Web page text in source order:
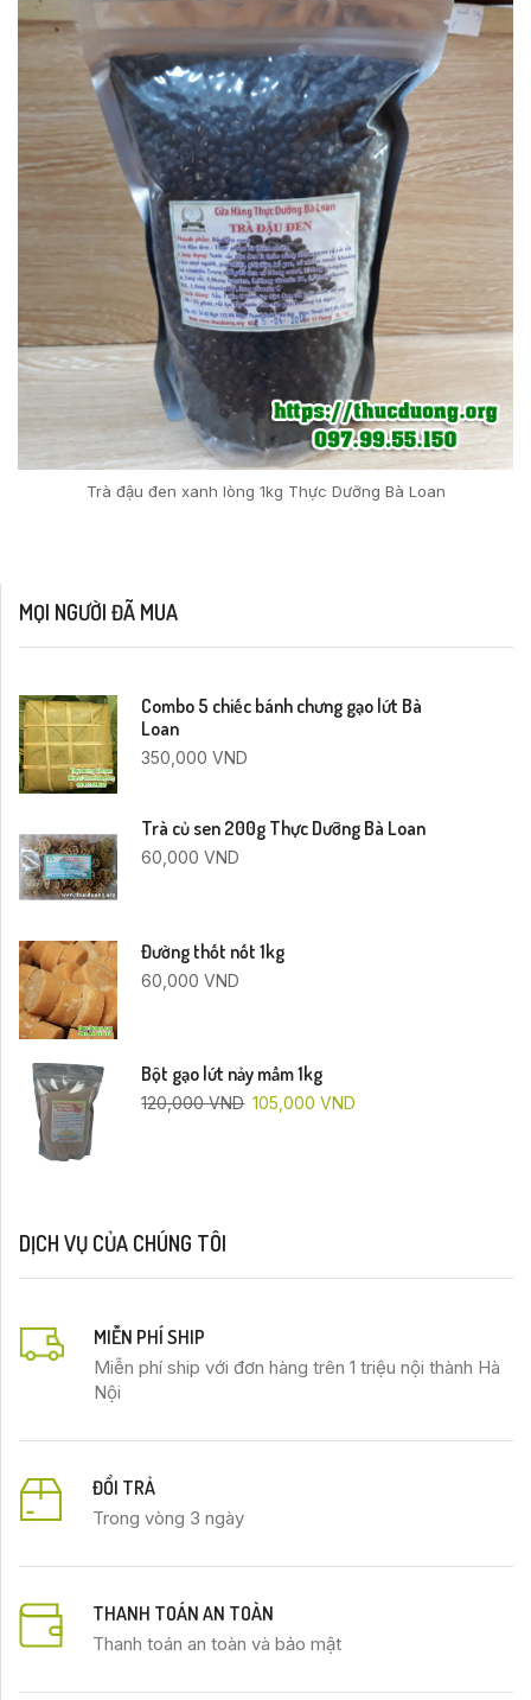
Trà đậu đen xanh lòng 1kg Thực Dưỡng Bà Loan
MỌI NGƯỜI ĐÃ MUA
Combo 5 chiếc bánh chưng gạo lứt Bà
Loan
350,000VND
Trà củ sen 200g Thực Dưỡng Bà Loan
60,000VND
Đường thốt nốt 1kg
60,000VND
Bột gạo lứt nảy mầm 1kg
120,000VND 105,000VND
DỊCH VỤ CỦA CHÚNG TÔI
MIỄN PHÍ SHIP
Miễn phí ship với đơn hàng trên 1 triệu nội thành Hà
Nội
ĐỔI TRẢ
Trong vòng 3 ngày
THANH TOÁN AN TOÀN
Thanh toán an toàn và bảo mật